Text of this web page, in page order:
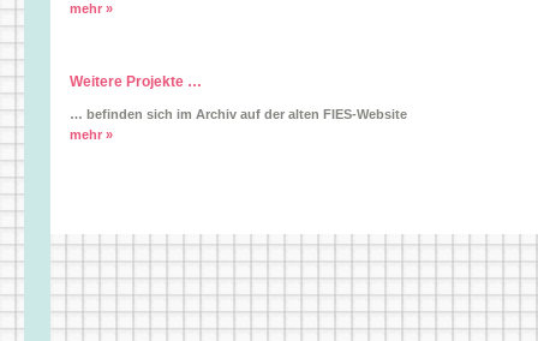
mehr »
Weitere Projekte …
… befinden sich im Archiv auf der alten FIES-Website
mehr »